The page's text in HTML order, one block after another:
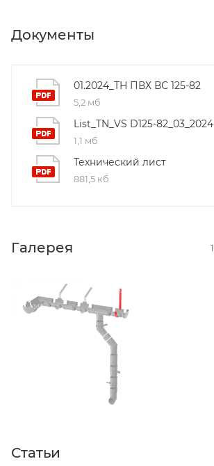
Документы
01.2024_ТН ПВХ ВС 125-82
5,2 мб
List_TN_VS D125-82_03_2024
1,1 мб
Технический лист
881,5 кб
Галерея 1
Статьи